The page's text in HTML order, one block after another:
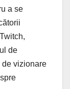
a se
de
vizionare